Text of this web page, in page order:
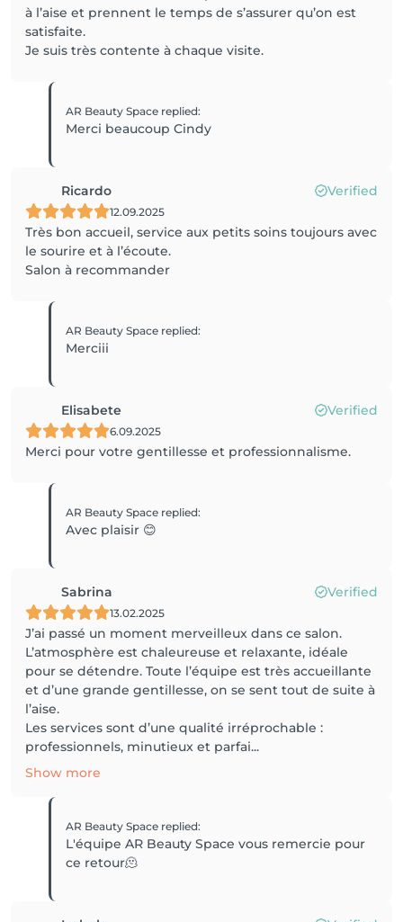
à l’aise et prennent le temps de s’assurer qu’on est
satisfaite.
Je suis très contente à chaque visite.
AR Beauty Space replied:
Merci beaucoup Cindy
Ricardo Verified
12.09.2025
Très bon accueil, service aux petits soins toujours avec
le sourire et à l’écoute.
Salon à recommander
AR Beauty Space replied:
Merciii
Elisabete Verified
6.09.2025
Merci pour votre gentillesse et professionnalisme.
AR Beauty Space replied:
Avec plaisir 😊
Sabrina Verified
13.02.2025
J’ai passé un moment merveilleux dans ce salon.
L’atmosphère est chaleureuse et relaxante, idéale
pour se détendre. Toute l’équipe est très accueillante
et d’une grande gentillesse, on se sent tout de suite à
l’aise.
Les services sont d’une qualité irréprochable :
professionnels, minutieux et parfai...
Show more
AR Beauty Space replied:
L'équipe AR Beauty Space vous remercie pour
ce retour🫠